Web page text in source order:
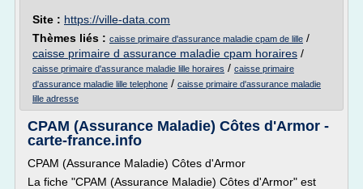
Site : https://ville-data.com
Thèmes liés : caisse primaire d'assurance maladie cpam de lille /
caisse primaire d assurance maladie cpam horaires /
caisse primaire d'assurance maladie lille horaires / caisse primaire
d'assurance maladie lille telephone / caisse primaire d'assurance maladie
lille adresse
CPAM (Assurance Maladie) Côtes d'Armor -
carte-france.info
CPAM (Assurance Maladie) Côtes d'Armor
La fiche "CPAM (Assurance Maladie) Côtes d'Armor" est